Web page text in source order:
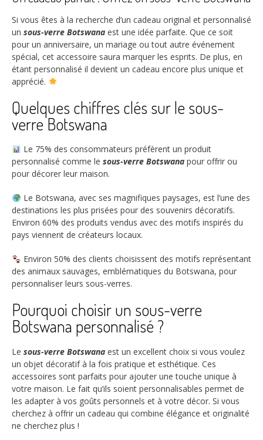
Si vous êtes à la recherche d’un cadeau original et personnalisé
un sous-verre Botswana est une idée parfaite. Que ce soit
pour un anniversaire, un mariage ou tout autre événement
spécial, cet accessoire saura marquer les esprits. De plus, en
étant personnalisé il devient un cadeau encore plus unique et
apprécié.
Quelques chiffres clés sur le sous-
verre Botswana
Le 75% des consommateurs préfèrent un produit
personnalisé comme le sous-verre Botswana pour offrir ou
pour décorer leur maison.
Le Botswana, avec ses magnifiques paysages, est l’une des
destinations les plus prisées pour des souvenirs décoratifs.
Environ 60% des produits vendus avec des motifs inspirés du
pays viennent de créateurs locaux.
Environ 50% des clients choisissent des motifs représentant
des animaux sauvages, emblématiques du Botswana, pour
personnaliser leurs sous-verres.
Pourquoi choisir un sous-verre
Botswana personnalisé ?
Le sous-verre Botswana est un excellent choix si vous voulez
un objet décoratif à la fois pratique et esthétique. Ces
accessoires sont parfaits pour ajouter une touche unique à
votre maison. Le fait qu’ils soient personnalisables permet de
les adapter à vos goûts personnels et à votre décor. Si vous
cherchez à offrir un cadeau qui combine élégance et originalité
ne cherchez plus !